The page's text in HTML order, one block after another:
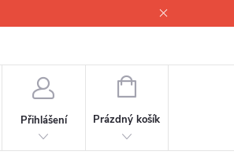
Přihlášení
NÁKUPNÍ
Prázdný košík